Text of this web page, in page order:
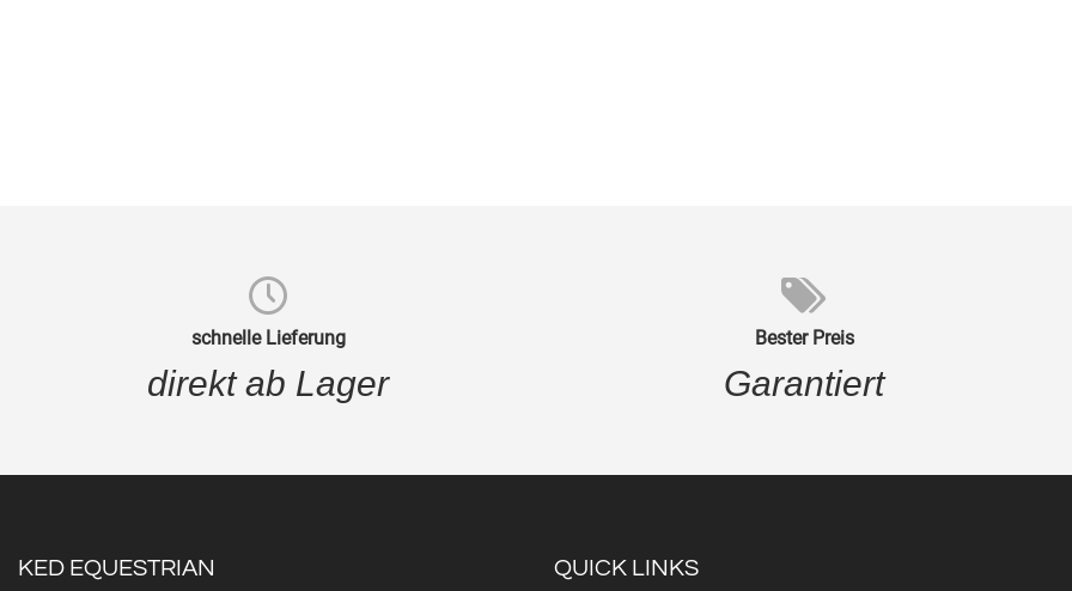
schnelle Lieferung
direkt ab Lager
Bester Preis
Garantiert
KED EQUESTRIAN QUICK LINKS